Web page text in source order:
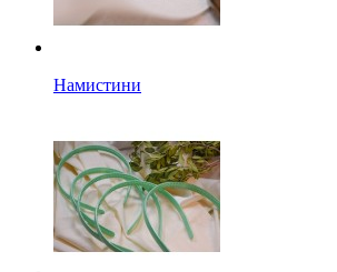
Намистини